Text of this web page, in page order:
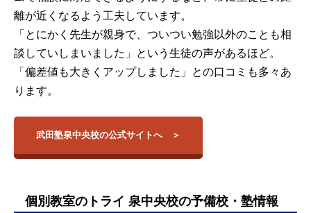
離が近くなるよう工夫しています。
「とにかく先生が親身で、ついつい勉強以外のことも相
談していしまいました」という生徒の声があるほど。
「偏差値も大きくアップしました」との口コミも多々あ
ります。
武田塾泉中央校の公式サイトへ
個別教室のトライ 泉中央校の予備校・塾情報